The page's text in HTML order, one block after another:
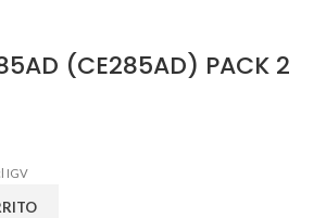
(CE285AD) PACK 2
IGV